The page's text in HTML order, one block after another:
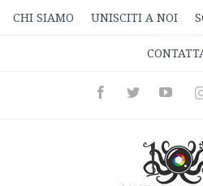
CHI SIAMO UNISCITI A NOI
FacebookTwitter